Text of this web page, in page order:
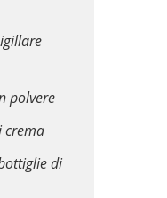
polvere
crema
di